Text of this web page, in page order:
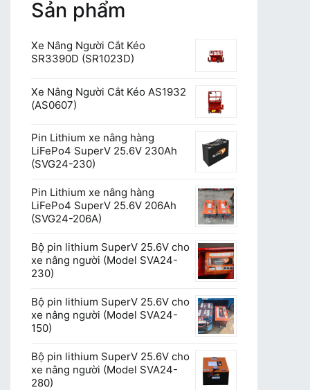
Sản phẩm
Xe Nâng Người Cắt Kéo
SR3390D (SR1023D)
Xe Nâng Người Cắt Kéo AS1932
(AS0607)
Pin Lithium xe nâng hàng
LiFePo4 SuperV 25.6V 230Ah
(SVG24-230)
Pin Lithium xe nâng hàng
LiFePo4 SuperV 25.6V 206Ah
(SVG24-206A)
Bộ pin lithium SuperV 25.6V cho
xe nâng người (Model SVA24-
230)
Bộ pin lithium SuperV 25.6V cho
xe nâng người (Model SVA24-
150)
Bộ pin lithium SuperV 25.6V cho
xe nâng người (Model SVA24-
280)